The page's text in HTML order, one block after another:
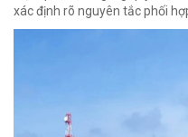
xác định rõ nguyên tắc phối